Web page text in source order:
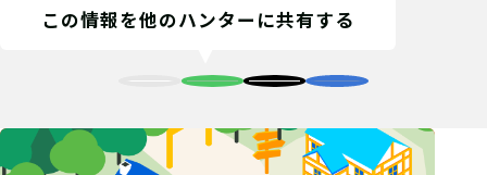
この情報を他のハンターに共有する